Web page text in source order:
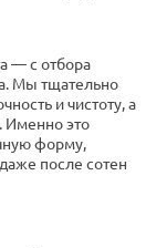
— с отбора
Мы тщательно
и чистоту, а
Именно это
форму,
после сотен